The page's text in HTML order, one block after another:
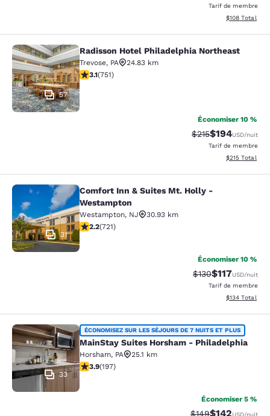
Tarif de membre
Afficher les
$108 Total
Radisson Hotel Philadelphia
57
Radisson Hotel Philadelphia Northeast
Trevose, PA
24.83 km
3.13 étoiles. Bien. 751 commentaires
3.1(751)
Économiser 10 %
Tarif barré :
$215Tarif réduit :
$194USD/nuit
Tarif de membre
Afficher les
$215 Total
Comfort Inn & Suites Mt. Holly -
31
Comfort Inn & Suites Mt. Holly -
Westampton
Westampton, NJ
30.93 km
2.22 étoiles. Moyen. 721 commentaires
2.2(721)
Économiser 10 %
Tarif barré :
$130Tarif réduit :
$117USD/nuit
Tarif de membre
Afficher les
$134 Total
MainStay Suites Horsham -
33
ÉCONOMISEZ SUR LES SÉJOURS DE 7 NUITS ET PLUS
MainStay Suites Horsham - Philadelphia
Horsham, PA
25.1 km
3.89 étoiles. Bien. 197 commentaires
3.9(197)
Économiser 5 %
Tarif barré :
$149Tarif réduit :
$142USD/nuit